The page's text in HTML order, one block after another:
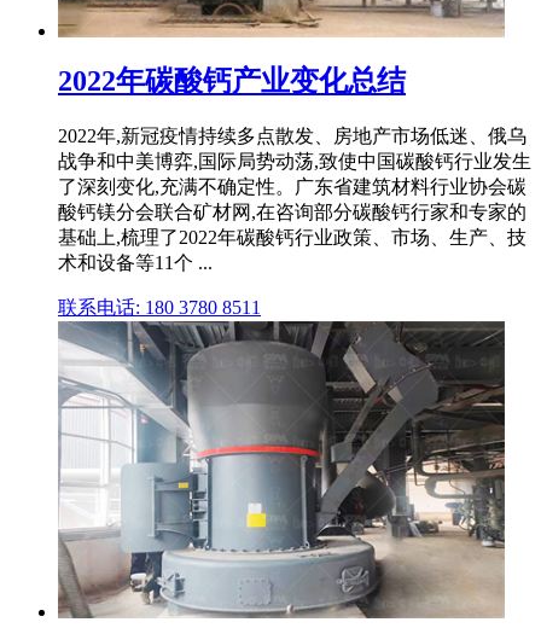
2022年碳酸钙产业变化总结
2022年,新冠疫情持续多点散发、房地产市场低迷、俄乌
战争和中美博弈,国际局势动荡,致使中国碳酸钙行业发生
了深刻变化,充满不确定性。广东省建筑材料行业协会碳
酸钙镁分会联合矿材网,在咨询部分碳酸钙行家和专家的
基础上,梳理了2022年碳酸钙行业政策、市场、生产、技
术和设备等11个 ...
联系电话: 180 3780 8511